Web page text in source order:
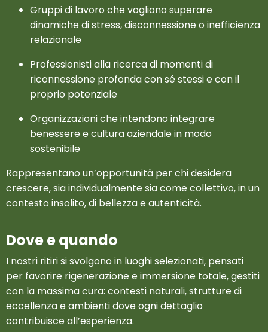
Gruppi di lavoro che vogliono superare
dinamiche di stress, disconnessione o inefficienza
relazionale
Professionisti alla ricerca di momenti di
riconnessione profonda con sé stessi e con il
proprio potenziale
Organizzazioni che intendono integrare
benessere e cultura aziendale in modo
sostenibile
Rappresentano un’opportunità per chi desidera
crescere, sia individualmente sia come collettivo, in un
contesto insolito, di bellezza e autenticità.
Dove e quando
I nostri ritiri si svolgono in luoghi selezionati, pensati
per favorire rigenerazione e immersione totale, gestiti
con la massima cura: contesti naturali, strutture di
eccellenza e ambienti dove ogni dettaglio
contribuisce all’esperienza.